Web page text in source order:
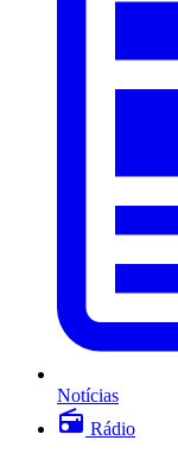
Notícias
Rádio